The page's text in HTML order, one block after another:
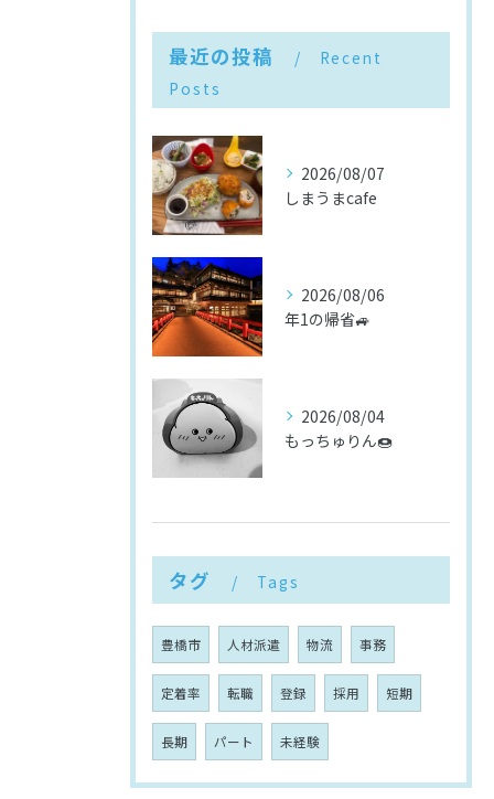
最近の投稿
Recent
Posts
2026/08/07
しまうまcafe
2026/08/06
年1の帰省🚙
2026/08/04
もっちゅりん🍩
タグ Tags
豊橋市 人材派遣 物流 事務
定着率 転職 登録 採用 短期
長期 パート 未経験